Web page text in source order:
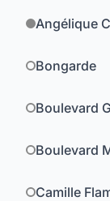
Angélique
Bongarde
Boulevard
Boulevard
Camille